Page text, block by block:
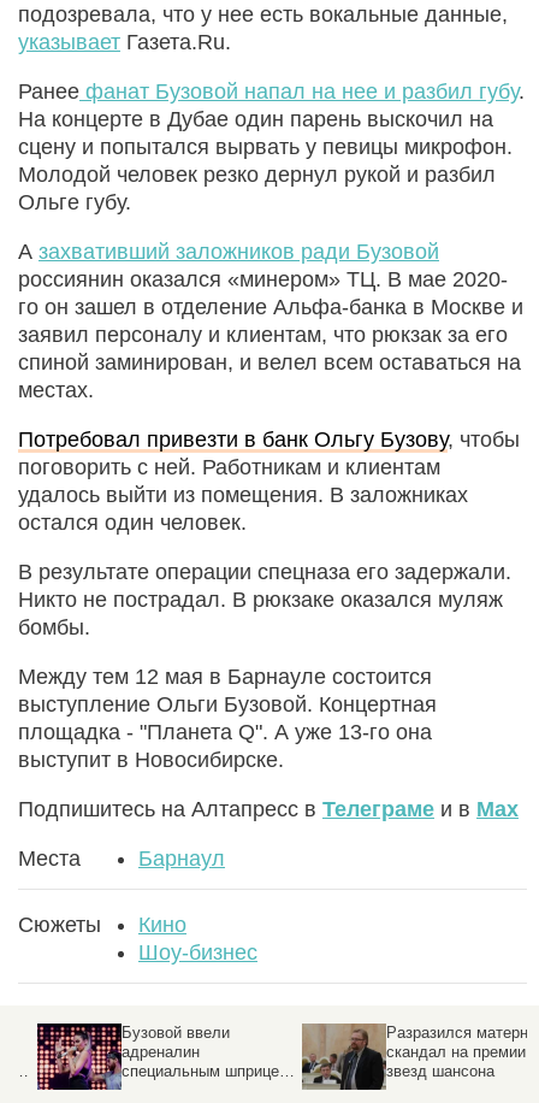
подозревала, что у нее есть вокальные данные,
указывает Газета.Ru.
Ранее фанат Бузовой напал на нее и разбил губу.
На концерте в Дубае один парень выскочил на
сцену и попытался вырвать у певицы микрофон.
Молодой человек резко дернул рукой и разбил
Ольге губу.
А захвативший заложников ради Бузовой
россиянин оказался «минером» ТЦ. В мае 2020-
го он зашел в отделение Альфа-банка в Москве и
заявил персоналу и клиентам, что рюкзак за его
спиной заминирован, и велел всем оставаться на
местах.
Потребовал привезти в банк Ольгу Бузову, чтобы
поговорить с ней. Работникам и клиентам
удалось выйти из помещения. В заложниках
остался один человек.
В результате операции спецназа его задержали.
Никто не пострадал. В рюкзаке оказался муляж
бомбы.
Между тем 12 мая в Барнауле состоится
выступление Ольги Бузовой. Концертная
площадка - "Планета Q". А уже 13-го она
выступит в Новосибирске.
Подпишитесь на Алтапресс в Телеграме и в Max
Места Барнаул
Сюжеты
Кино
Шоу-бизнес
Бузовой ввели
адреналин
специальным шприцем
прямо в гортань
Разразился матерный
скандал на премии
звезд шансона